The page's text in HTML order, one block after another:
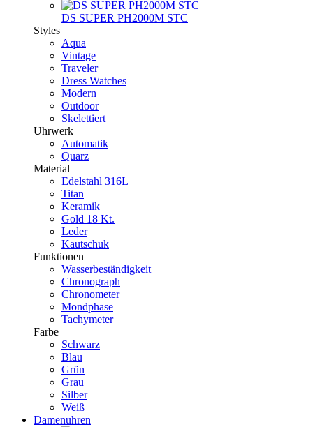
DS SUPER PH2000M STC
Styles
Aqua
Vintage
Traveler
Dress Watches
Modern
Outdoor
Skelettiert
Uhrwerk
Automatik
Quarz
Material
Edelstahl 316L
Titan
Keramik
Gold 18 Kt.
Leder
Kautschuk
Funktionen
Wasserbeständigkeit
Chronograph
Chronometer
Mondphase
Tachymeter
Farbe
Schwarz
Blau
Grün
Grau
Silber
Weiß
Damenuhren